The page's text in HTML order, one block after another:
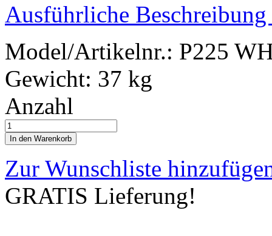
Ausführliche Beschreibung
Model/Artikelnr.: P225
Gewicht: 37 kg
Anzahl
In den Warenkorb
Zur Wunschliste
GRATIS Lieferung!